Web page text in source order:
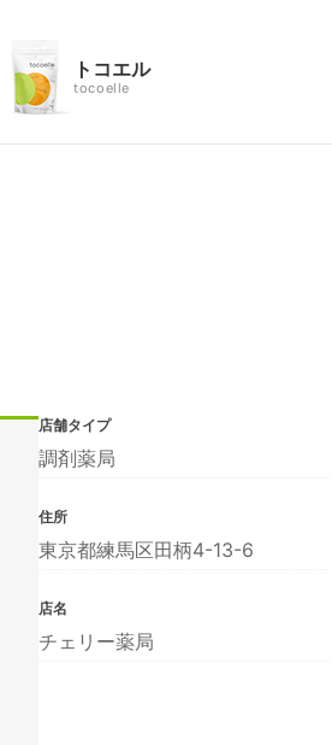
トコエル
tocoelle
店舗タイプ
調剤薬局
住所
東京都練馬区田柄4-13-6
店名
チェリー薬局